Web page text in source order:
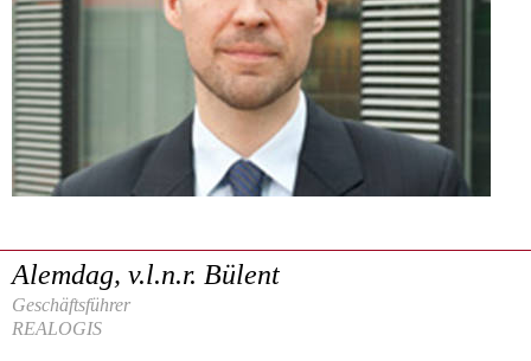
Alemdag, v.l.n.r. Bülent
Geschäftsführer
REALOGIS